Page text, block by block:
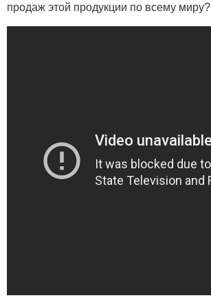
продаж этой продукции по всему миру?